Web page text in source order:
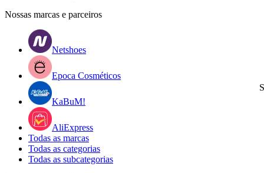
Nossas marcas e parceiros
Netshoes
Epoca Cosméticos
KaBuM!
AliExpress
Todas as marcas
Todas as categorias
Todas as subcategorias